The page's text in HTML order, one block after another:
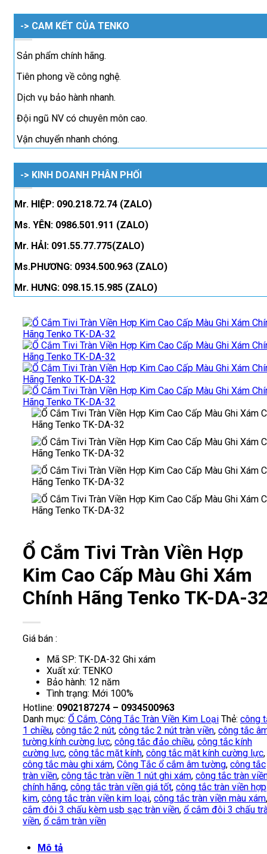
-> CAM KẾT CỦA TENKO
Sản phẩm chính hãng.
Tiên phong về công nghệ.
Dịch vụ bảo hành nhanh.
Đội ngũ NV có chuyên môn cao.
Vận chuyển nhanh chóng.
-> KINH DOANH PHÂN PHỐI
Mr. HIỆP: 090.218.72.74 (ZALO)
Ms. YÊN: 0986.501.911 (ZALO)
Mr. HẢI: 091.55.77.775(ZALO)
Ms.PHƯƠNG: 0934.500.963 (ZALO)
Mr. HƯNG: 098.15.15.985 (ZALO)
Ổ Cắm Tivi Tràn Viền Hợp
Kim Cao Cấp Màu Ghi Xám
Chính Hãng Tenko TK-DA-
Giá bán :
Mã SP: TK-DA-32 Ghi xám
Xuất xứ: TENKO
Bảo hành: 12 năm
Tình trạng: Mới 100%
Hotline: 0902187274 – 0934500963
Danh mục: Ổ Cắm, Công Tắc Tràn Viền Kim Loại Thẻ: công
1 chiều, công tắc 2 nút, công tắc 2 nút tràn viền, công tắc
tường kính cường lực, công tắc đảo chiều, công tắc kính
cường lực, công tắc mặt kính, công tắc mặt kính cường lực,
công tắc màu ghi xám, Công Tắc ổ cắm âm tường, công tắc
tràn viền, công tắc tràn viền 1 nút ghi xám, công tắc tràn
chính hãng, công tắc tràn viền giá tốt, công tắc tràn viền hợp
kim, công tắc tràn viền kim loại, công tắc tràn viền màu xám
cắm đôi 3 chấu kèm usb sạc tràn viền, ổ cắm đôi 3 chấu
viền, ổ cắm tràn viền
Mô tả